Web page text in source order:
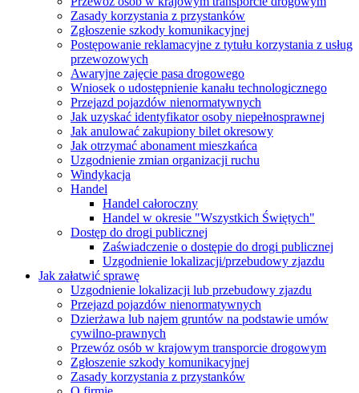
Zasady korzystania z przystanków
Zgłoszenie szkody komunikacyjnej
Postępowanie reklamacyjne z tytułu korzystania z usług
przewozowych
Awaryjne zajęcie pasa drogowego
Wniosek o udostępnienie kanału technologicznego
Przejazd pojazdów nienormatywnych
Jak uzyskać identyfikator osoby niepełnosprawnej
Jak anulować zakupiony bilet okresowy
Jak otrzymać abonament mieszkańca
Uzgodnienie zmian organizacji ruchu
Windykacja
Handel
Handel całoroczny
Handel w okresie "Wszystkich Świętych"
Dostęp do drogi publicznej
Zaświadczenie o dostępie do drogi publicznej
Uzgodnienie lokalizacji/przebudowy zjazdu
Jak załatwić sprawę
Uzgodnienie lokalizacji lub przebudowy zjazdu
Przejazd pojazdów nienormatywnych
Dzierżawa lub najem gruntów na podstawie umów
cywilno-prawnych
Przewóz osób w krajowym transporcie drogowym
Zgłoszenie szkody komunikacyjnej
Zasady korzystania z przystanków